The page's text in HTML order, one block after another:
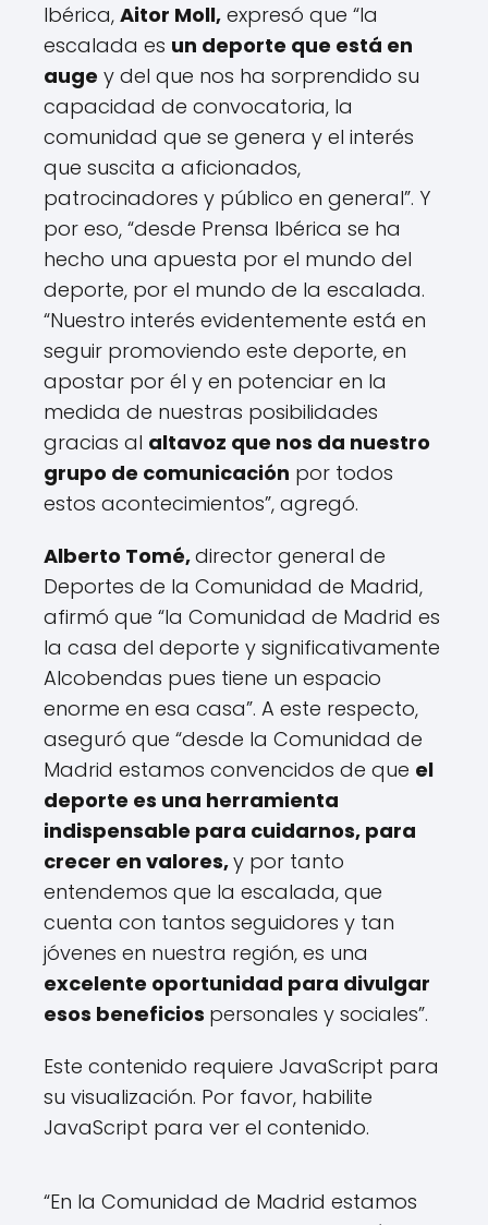
Ibérica, Aitor Moll, expresó que “la
escalada es un deporte que está en
auge y del que nos ha sorprendido su
capacidad de convocatoria, la
comunidad que se genera y el interés
que suscita a aficionados,
patrocinadores y público en general”. Y
por eso, “desde Prensa Ibérica se ha
hecho una apuesta por el mundo del
deporte, por el mundo de la escalada.
“Nuestro interés evidentemente está en
seguir promoviendo este deporte, en
apostar por él y en potenciar en la
medida de nuestras posibilidades
gracias al altavoz que nos da nuestro
grupo de comunicación por todos
estos acontecimientos”, agregó.
Alberto Tomé,director general de
Deportes de la Comunidad de Madrid,
afirmó que “la Comunidad de Madrid es
la casa del deporte y significativamente
Alcobendas pues tiene un espacio
enorme en esa casa”. A este respecto,
aseguró que “desde la Comunidad de
Madrid estamos convencidos de que el
deporte es una herramienta
indispensable para cuidarnos, para
crecer en valores,y por tanto
entendemos que la escalada, que
cuenta con tantos seguidores y tan
jóvenes en nuestra región, es una
excelente oportunidad para divulgar
esos beneficios personales y sociales”.
Este contenido requiere JavaScript para
su visualización. Por favor, habilite
JavaScript para ver el contenido.
o
“En la Comunidad de Madrid estamos